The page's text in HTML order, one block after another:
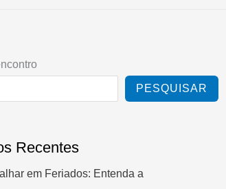
PESQUISAR
Recentes
em Feriados: Entenda a